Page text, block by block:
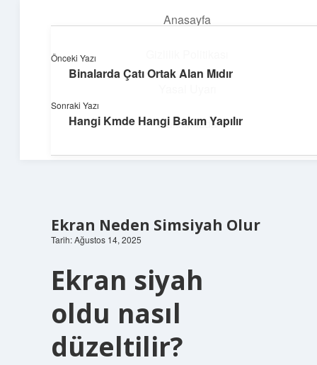
Anasayfa
Hakkımızda
Topluluk ve İlham
Ekran Neden Simsiyah Olur
Tarih: Ağustos 14, 2025
Ekran siyah
oldu nasıl
düzeltilir?
Önceki Yazı
Binalarda Çatı Ortak Alan Mıdır
Sonraki Yazı
Hangi Kmde Hangi Bakım Yapılır